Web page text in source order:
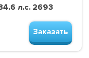
л.с. 2693
Заказать